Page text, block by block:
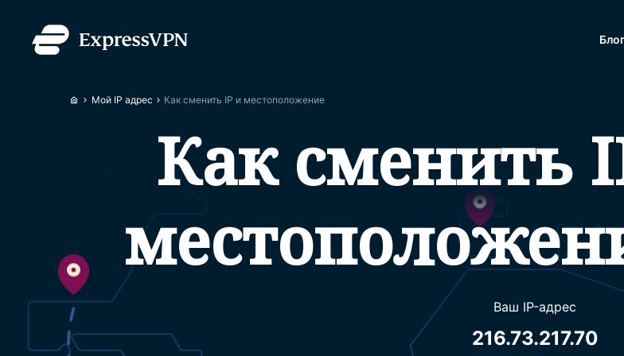
Блог
Мой IP адрес Как сменить IP и местоположение
Как сменить
Ваш IP-адрес
216.73.217.70